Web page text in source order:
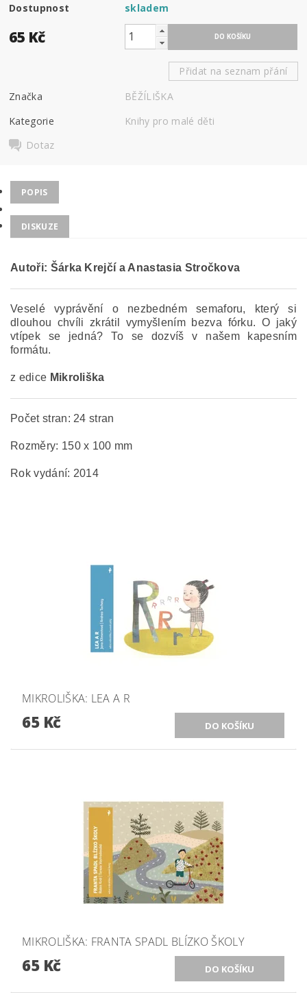
Dostupnost skladem
65 Kč
Přidat na seznam přání
Značka
BĚŽÍLIŠKA
Kategorie
Knihy pro malé děti
Dotaz
POPIS
DISKUZE
Autoři: Šárka Krejčí a Anastasia Stročkova
Veselé vyprávění o nezbedném semaforu, který si
dlouhou chvíli zkrátil vymyšlením bezva fórku. O jaký
vtípek se jedná? To se dozvíš v našem kapesním
formátu.
z edice Mikroliška
Počet stran: 24 stran
Rozměry: 150 x 100 mm
Rok vydání: 2014
MIKROLIŠKA: LEA A R
65 Kč
MIKROLIŠKA: FRANTA SPADL BLÍZKO ŠKOLY
65 Kč